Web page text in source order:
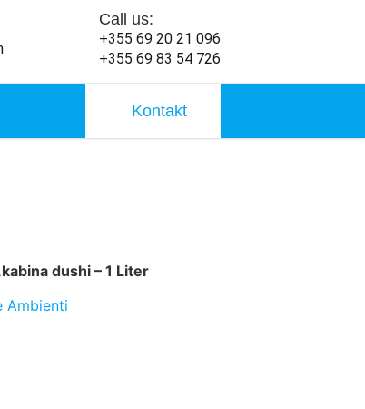
Call us:
+355 69 20 21 096
+355 69 83 54 726
Kontakt
dushi – 1 Liter
Ambienti